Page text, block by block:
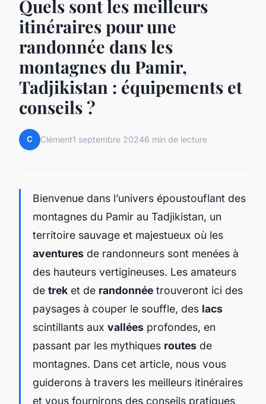
Quels sont les meilleurs
itinéraires pour une
randonnée dans les
montagnes du Pamir,
Tadjikistan : équipements et
conseils ?
C Clément1 septembre 20246 min de lecture
Bienvenue dans l’univers époustouflant des
montagnes du Pamir au Tadjikistan, un
territoire sauvage et majestueux où les
aventures de randonneurs sont menées à
des hauteurs vertigineuses. Les amateurs
de trek et de randonnée trouveront ici des
paysages à couper le souffle, des lacs
scintillants aux vallées profondes, en
passant par les mythiques routes de
montagnes. Dans cet article, nous vous
guiderons à travers les meilleurs itinéraires
et vous fournirons des conseils pratiques